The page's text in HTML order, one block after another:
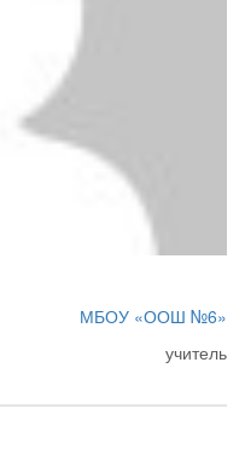
МБОУ «ООШ №6»
учитель